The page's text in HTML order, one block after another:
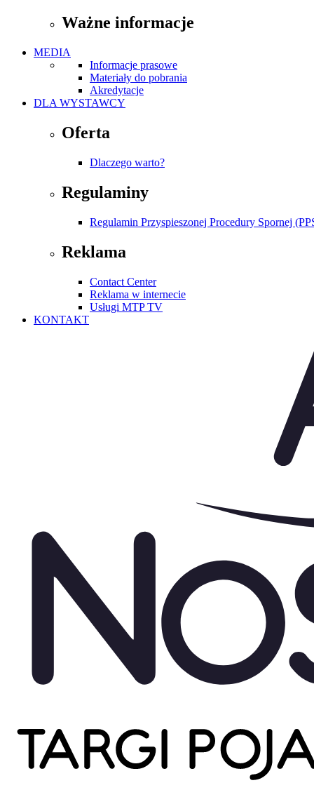
Ważne informacje
MEDIA
Informacje prasowe
Materiały do pobrania
Akredytacje
DLA WYSTAWCY
Oferta
Dlaczego warto?
Regulaminy
Regulamin Przyspieszonej Procedury Spornej
Reklama
Contact Center
Reklama w internecie
Usługi MTP TV
KONTAKT